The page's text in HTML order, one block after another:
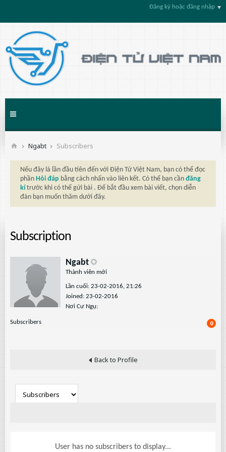
Đăng ký hoặc đăng nhập
Ngabt Subscribers
Nếu đây là lần đầu tiên đến với Điện Tử Việt Nam, bạn có thể đọc
phần Hỏi đáp bằng cách nhấn vào liên kết. Có thể bạn cần đăng
kí trước khi có thể gửi bài . Để bắt đầu xem bài viết, chọn diễn
đàn bạn muốn thăm dưới đây.
Subscription
Ngabt
Thành viên mới
Lần cuối: 23-02-2016, 21:26
Joined: 23-02-2016
Nơi Cư Ngụ:
Subscribers 0
Back to Profile
User has no subscribers to display...